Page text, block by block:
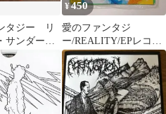
タジー リ
サンダーソ
ート型EP
¥450
愛のファンタジ
ー/REALITY/EPレコー
ド 映画ラ・ブーム 挿入
歌